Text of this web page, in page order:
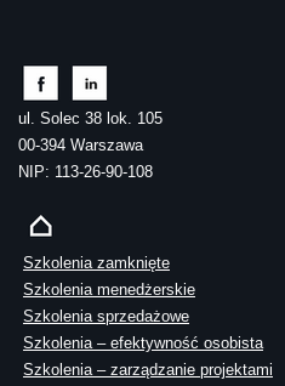
ul. Solec 38 lok. 105
00-394 Warszawa
NIP: 113-26-90-108
Szkolenia zamknięte
Szkolenia menedżerskie
Szkolenia sprzedażowe
Szkolenia – efektywność osobista
Szkolenia – zarządzanie projektami